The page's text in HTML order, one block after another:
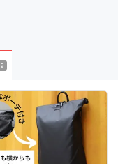
9